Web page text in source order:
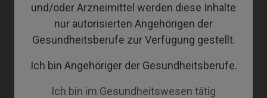
und/oder Arzneimittel werden diese Inhalte
nur autorisierten Angehörigen der
Gesundheitsberufe zur Verfügung gestellt.
Ich bin Angehöriger der Gesundheitsberufe.
Ich bin im Gesundheitswesen tätig